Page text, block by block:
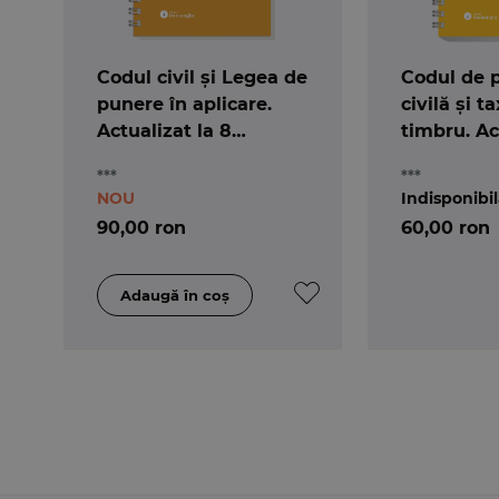
Codul civil și Legea de
punere în aplicare.
Actualizat la 8
***
90,00 ron
NOU
Codul de
civilă și
timbru.
***
60,00 ron